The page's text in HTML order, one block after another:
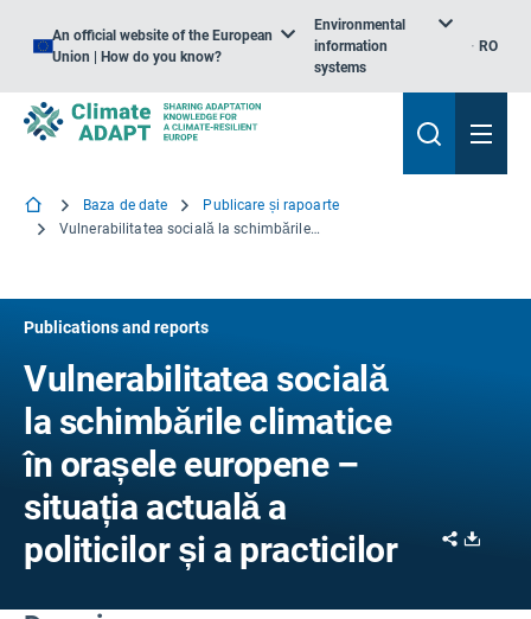
An official website of the European
Union | How do you know?
Environmental
information
systems
RO
Baza de date
Publicare și rapoarte
Vulnerabilitatea socială la schimbările climatice în orașele europene – situația actuală a politicilor și a practicilor
Publications and reports
Vulnerabilitatea socială
la schimbările climatice
în orașele europene –
situația actuală a
politicilor și a practicilor
Share